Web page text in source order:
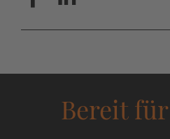
Bereit für